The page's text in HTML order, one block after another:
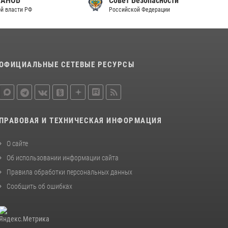
законодательства (видео)
скорой помощи (видео)
В Росгвардии прошла военно-научная
Российской Федерации
СЕТЕВЫЕ РЕСУРСЫ
ПРАВОВАЯ И ТЕХНИЧЕСКАЯ ИНФОРМАЦИЯ
О сайте
Об использовании информации сайта
Правила обработки персональных данных
Сообщить об ошибках